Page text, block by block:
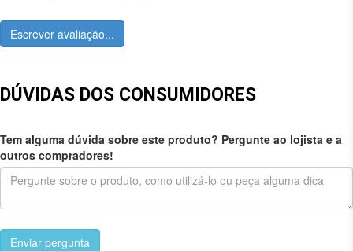
Escrever avaliação...
DÚVIDAS DOS CONSUMIDORES
Tem alguma dúvida sobre este produto? Pergunte ao lojista e a
outros compradores!
Enviar pergunta